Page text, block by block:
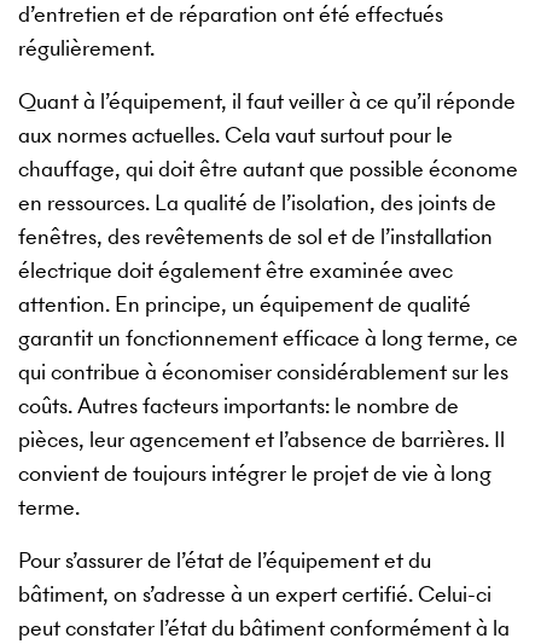
d’entretien et de réparation ont été effectués
régulièrement.
Quant à l’équipement, il faut veiller à ce qu’il réponde
aux normes actuelles. Cela vaut surtout pour le
chauffage, qui doit être autant que possible économe
en ressources. La qualité de l’isolation, des joints de
fenêtres, des revêtements de sol et de l’installation
électrique doit également être examinée avec
attention. En principe, un équipement de qualité
garantit un fonctionnement efficace à long terme, ce
qui contribue à économiser considérablement sur les
coûts. Autres facteurs importants: le nombre de
pièces, leur agencement et l’absence de barrières. Il
convient de toujours intégrer le projet de vie à long
terme.
Pour s’assurer de l’état de l’équipement et du
bâtiment, on s’adresse à un expert certifié. Celui-ci
peut constater l’état du bâtiment conformément à la